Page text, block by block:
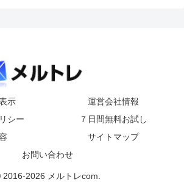
示
運営会社情報
シー
７日間無料お試し
サイトマップ
お問い合わせ
2016-2026 メルトレcom.